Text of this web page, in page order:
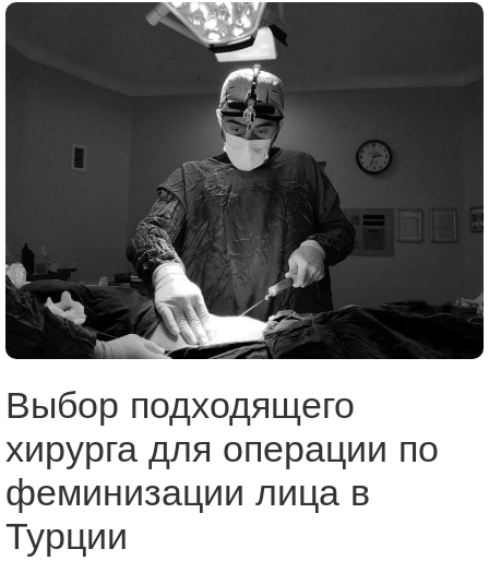
Выбор подходящего
хирурга для операции по
феминизации лица в
Турции